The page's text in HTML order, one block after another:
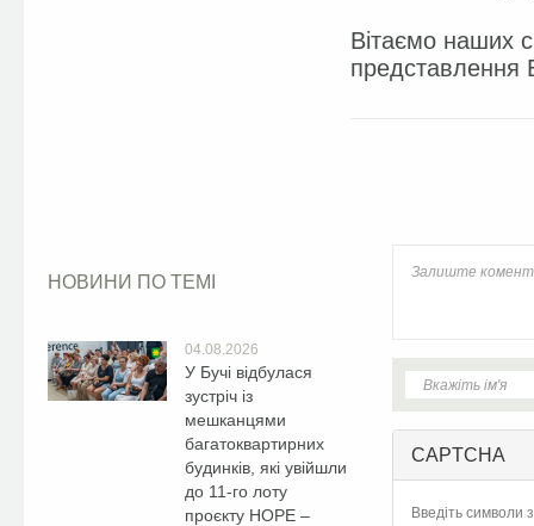
Вітаємо наших
представлення
НОВИНИ ПО ТЕМІ
04.08.2026
У Бучі відбулася
зустріч із
мешканцями
багатоквартирних
будинків, які увійшли
до 11-го лоту
проєкту HOPE –
CAPTCHA
Введіть символи